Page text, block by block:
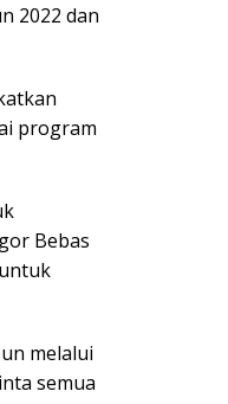
2022 dan
program
Bebas
melalui
semua